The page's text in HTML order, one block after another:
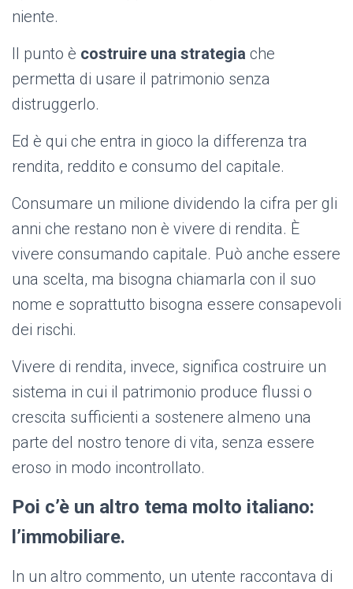
niente.
Il punto è costruire una strategia che
permetta di usare il patrimonio senza
distruggerlo.
Ed è qui che entra in gioco la differenza tra
rendita, reddito e consumo del capitale.
Consumare un milione dividendo la cifra per gli
anni che restano non è vivere di rendita. È
vivere consumando capitale. Può anche essere
una scelta, ma bisogna chiamarla con il suo
nome e soprattutto bisogna essere consapevoli
dei rischi.
Vivere di rendita, invece, significa costruire un
sistema in cui il patrimonio produce flussi o
crescita sufficienti a sostenere almeno una
parte del nostro tenore di vita, senza essere
eroso in modo incontrollato.
Poi c’è un altro tema molto italiano:
l’immobiliare.
In un altro commento, un utente raccontava di